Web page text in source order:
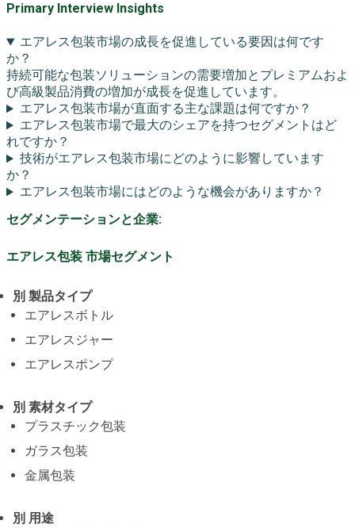
Primary Interview Insights
エアレス包装市場の成長を促進している要因は何です
か？
持続可能な包装ソリューションの需要増加とプレミアムおよ
び高級製品消費の増加が成長を促進しています。
エアレス包装市場が直面する主な課題は何ですか？
エアレス包装市場で最大のシェアを持つセグメントはど
れですか？
技術がエアレス包装市場にどのように影響しています
か？
エアレス包装市場にはどのような機会がありますか？
セグメンテーションと企業:
エアレス包装 市場セグメント
別 製品タイプ
エアレスボトル
エアレスジャー
エアレスポンプ
別 素材タイプ
プラスチック包装
ガラス包装
金属包装
別 用途